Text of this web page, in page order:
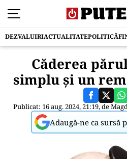
DEZVALUIRIACTUALITATEPOLITICĂ
Căderea
simplu și un
Publicat: 16 aug. 2024, 21:19, de
Adaugă-ne ca sursă